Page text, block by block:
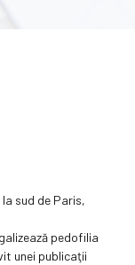
sud de Paris,
pedofilia
unei publicaţii